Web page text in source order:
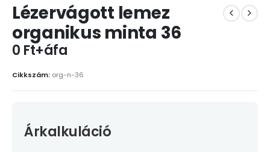
Lézervágott lemez
organikus minta 36
0 Ft+áfa
Cikkszám: org-n-36
Árkalkuláció